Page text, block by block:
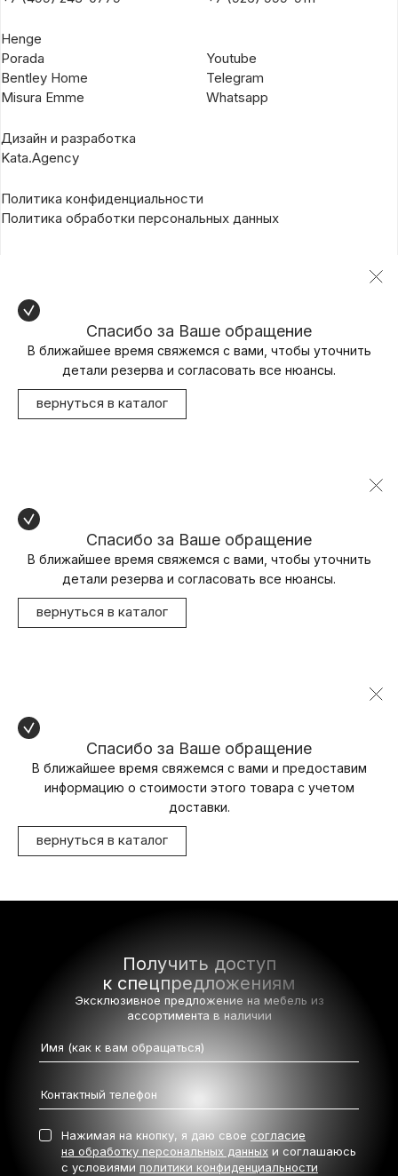
Henge
Porada
Bentley Home
Misura Emme
Youtube
Telegram
Whatsapp
Дизайн и разработка
Kata.Agency
Политика конфиденциальности
Политика обработки персональных данных
Спасибо за Ваше обращение
В ближайшее время свяжемся с вами, чтобы уточнить
детали резерва и согласовать все нюансы.
вернуться в каталог
Спасибо за Ваше обращение
В ближайшее время свяжемся с вами, чтобы уточнить
детали резерва и согласовать все нюансы.
вернуться в каталог
Спасибо за Ваше обращение
В ближайшее время свяжемся с вами и предоставим
информацию о стоимости этого товара с учетом
доставки.
вернуться в каталог
Получить доступ
к спецпредложениям
Эксклюзивное предложение на мебель из
ассортимента в наличии
Нажимая на кнопку, я даю свое согласие
на обработку персональных данных и соглашаюсь
с условиями политики конфиденциальности